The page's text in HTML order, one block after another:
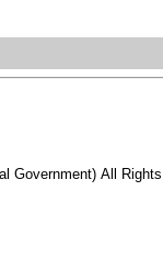
Government) All